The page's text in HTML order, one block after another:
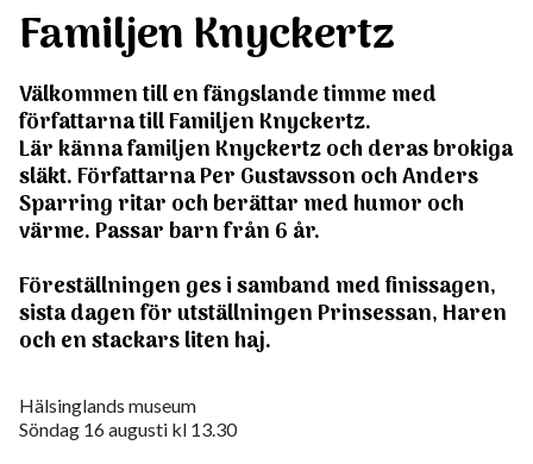
Familjen Knyckertz
Välkommen till en fängslande timme med
författarna till Familjen Knyckertz.
Lär känna familjen Knyckertz och deras brokiga
släkt. Författarna Per Gustavsson och Anders
Sparring ritar och berättar med humor och
värme. Passar barn från 6 år.
Föreställningen ges i samband med finissagen,
sista dagen för utställningen Prinsessan, Haren
och en stackars liten haj.
Hälsinglands museum
Söndag 16 augusti kl 13.30